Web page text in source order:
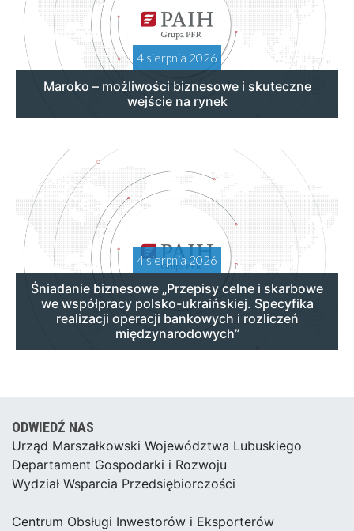
4 sierpnia 2026
Maroko – możliwości biznesowe i skuteczne
wejście na rynek
4 sierpnia 2026
Śniadanie biznesowe „Przepisy celne i skarbowe
we współpracy polsko-ukraińskiej. Specyfika
realizacji operacji bankowych i rozliczeń
międzynarodowych”
ODWIEDŹ NAS
Urząd Marszałkowski Województwa Lubuskiego
Departament Gospodarki i Rozwoju
Wydział Wsparcia Przedsiębiorczości
Centrum Obsługi Inwestorów i Eksporterów